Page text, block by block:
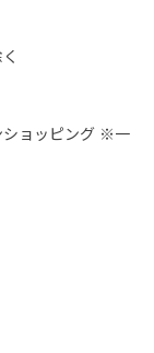
ショッピング ※一